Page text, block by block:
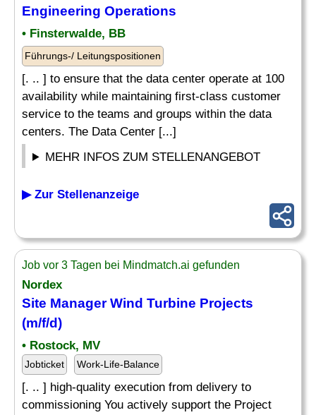
Engineering Operations
• Finsterwalde, BB
Führungs-/ Leitungspositionen
[. .. ] to ensure that the data center operate at 100
availability while maintaining first-class customer
service to the teams and groups within the data
centers. The Data Center [...]
MEHR INFOS ZUM STELLENANGEBOT
▶ Zur Stellenanzeige
Job vor 3 Tagen bei Mindmatch.ai gefunden
Nordex
Site Manager Wind Turbine Projects
(m/f/d)
• Rostock, MV
Jobticket Work-Life-Balance
[. .. ] high-quality execution from delivery to
commissioning You actively support the Project